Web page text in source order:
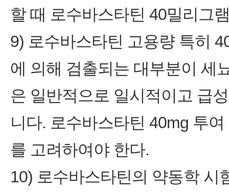
할 때 로수바스타틴 40밀리그
9) 로수바스타틴 고용량 특히
에 의해 검출되는 대부분이 세
은 일반적으로 일시적이고 급
니다. 로수바스타틴 40mg 투
를 고려하여야 한다.
10) 로수바스타틴의 약동학 시